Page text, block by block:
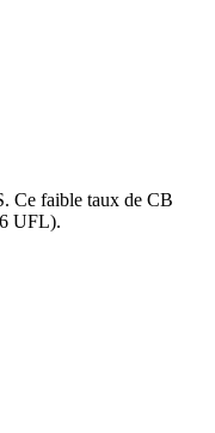
Ce faible taux de CB
UFL).